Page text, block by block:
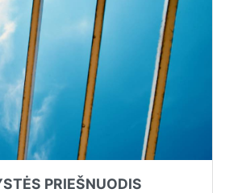
PRIEŠNUODIS